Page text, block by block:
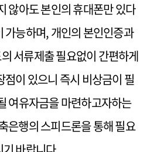
않아도 본인의 휴대폰만 있다
가능하며, 개인의 본인인증과
서류제출 필요없이 간편하게
점이 있으니 즉시 비상금이 필
여유자금을 마련하고자하는
은행의 스피드론을 통해 필요